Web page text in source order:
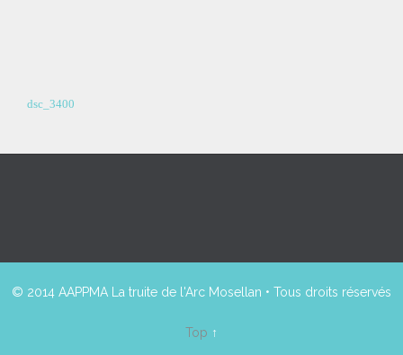
dsc_3400
© 2014 AAPPMA La truite de l'Arc Mosellan • Tous droits réservés
Top ↑